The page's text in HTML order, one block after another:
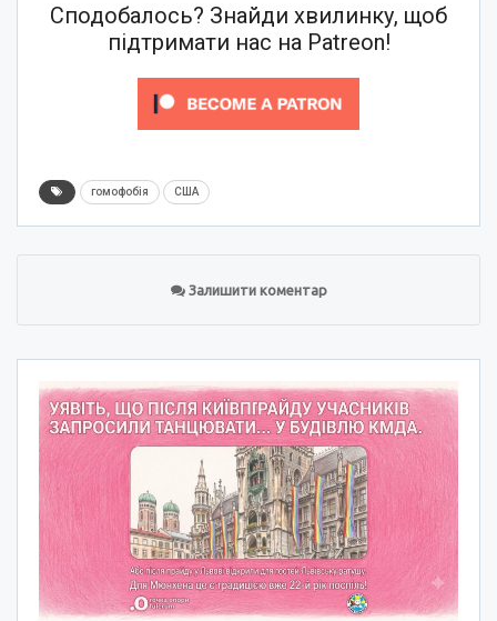
Сподобалось? Знайди хвилинку, щоб
підтримати нас на Patreon!
гомофобія США
Залишити коментар